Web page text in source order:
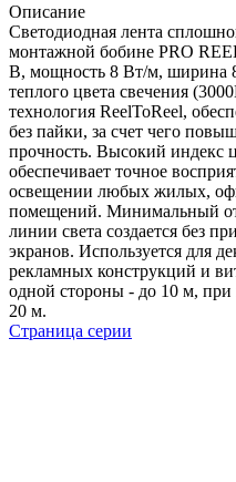
Описание
Светодиодная лента
монтажной бобине PRO
В, мощность 8 Вт/м, ширина
теплого цвета свечения
технология ReelToReel,
без пайки, за счет чего
прочность. Высокий индекс
обеспечивает точное
освещении любых жилых,
помещений. Минимальный
линии света создается без
экранов. Используется для
рекламных конструкций и
одной стороны - до 10 м,
20 м.
Страница серии